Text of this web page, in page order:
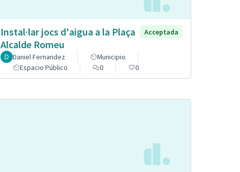
Instal·lar jocs d'aigua a la Plaça
Alcalde Romeu
Acceptada
Daniel Fernandez
Municipio
Espacio Público
0 0